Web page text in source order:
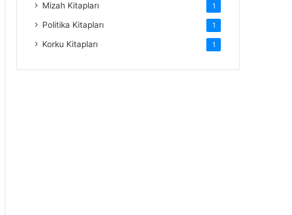
Mizah Kitapları 1
Politika Kitapları 1
Korku Kitapları 1